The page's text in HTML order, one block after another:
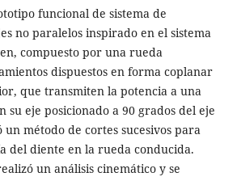
funcional de sistema de
no paralelos inspirado en el sistema
compuesto por una rueda
dispuestos en forma coplanar
que transmiten la potencia a una
su eje posicionado a 90 grados del eje
método de cortes sucesivos para
del diente en la rueda conducida.
un análisis cinemático y se